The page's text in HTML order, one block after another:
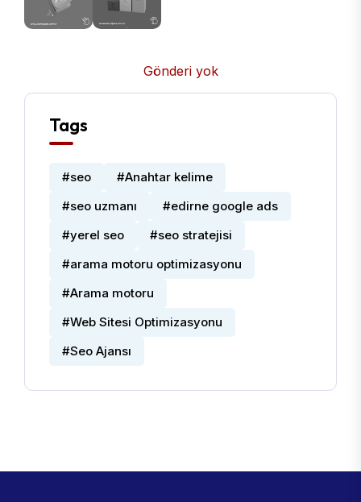
Gönderi yok
Tags
#seo
#Anahtar kelime
#seo uzmanı
#edirne google ads
#yerel seo
#seo stratejisi
#arama motoru optimizasyonu
#Arama motoru
#Web Sitesi Optimizasyonu
#Seo Ajansı